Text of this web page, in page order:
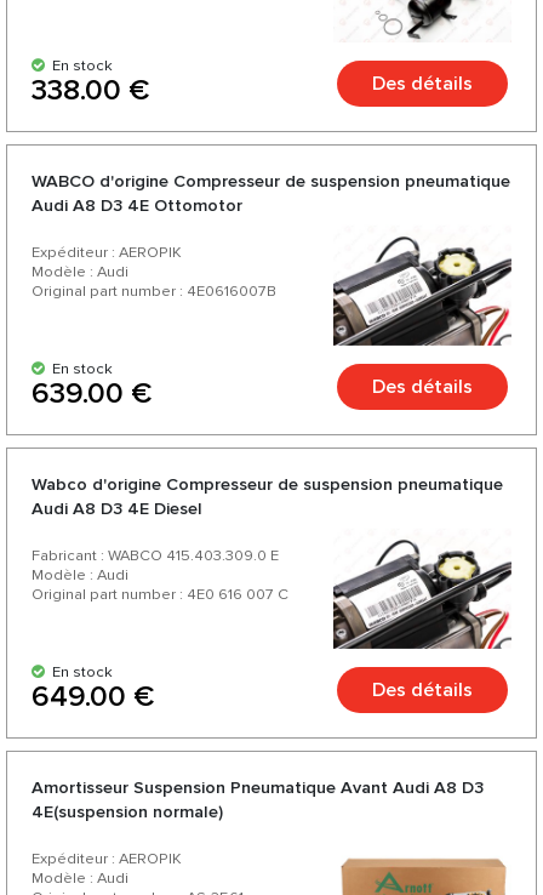
En stock
338.00 € Des détails
WABCO d'origine Compresseur de suspension pneumatique
Audi A8 D3 4E Ottomotor
Expéditeur : AEROPIK
Modèle : Audi
Original part number : 4E0616007B
En stock
639.00 € Des détails
Wabco d'origine Compresseur de suspension pneumatique
Audi A8 D3 4E Diesel
Fabricant : WABCO 415.403.309.0 E
Modèle : Audi
Original part number : 4E0 616 007 C
En stock
649.00 € Des détails
Amortisseur Suspension Pneumatique Avant Audi A8 D3
4E(suspension normale)
Expéditeur : AEROPIK
Modèle : Audi